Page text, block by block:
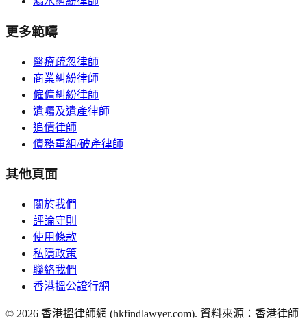
更多範疇
醫療疏忽律師
商業糾紛律師
僱傭糾紛律師
遺囑及遺產律師
追債律師
債務重組/破產律師
其他頁面
關於我們
評論守則
使用條款
私隱政策
聯絡我們
香港搵公證行網
© 2026 香港搵律師網 (hkfindlawyer.com). 資料來源：香港律師